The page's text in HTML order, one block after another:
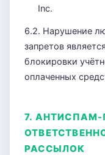
Inc.
6.2. Нарушение
запретов
блокировки
оплаченных
7.
РАССЫЛОК